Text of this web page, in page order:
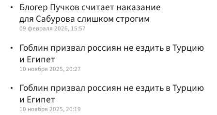
Блогер Пучков считает наказание
для Сабурова слишком строгим
09 февраля 2026, 15:57
Гоблин призвал россиян не ездить в Турцию
и Египет
10 ноября 2025, 20:27
Гоблин призвал россиян не ездить в Турцию
и Египет
10 ноября 2025, 20:19